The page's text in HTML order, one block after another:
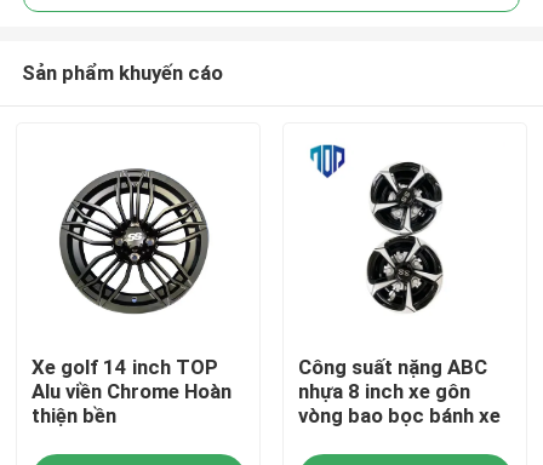
Sản phẩm khuyến cáo
Xe golf 14 inch TOP
Alu viền Chrome Hoàn
thiện bền
Công suất nặng ABC
nhựa 8 inch xe gôn
vòng bao bọc bánh xe